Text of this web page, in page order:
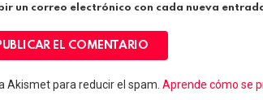
un correo electrónico con cada nueva
Akismet para reducir el spam. Aprende cómo se